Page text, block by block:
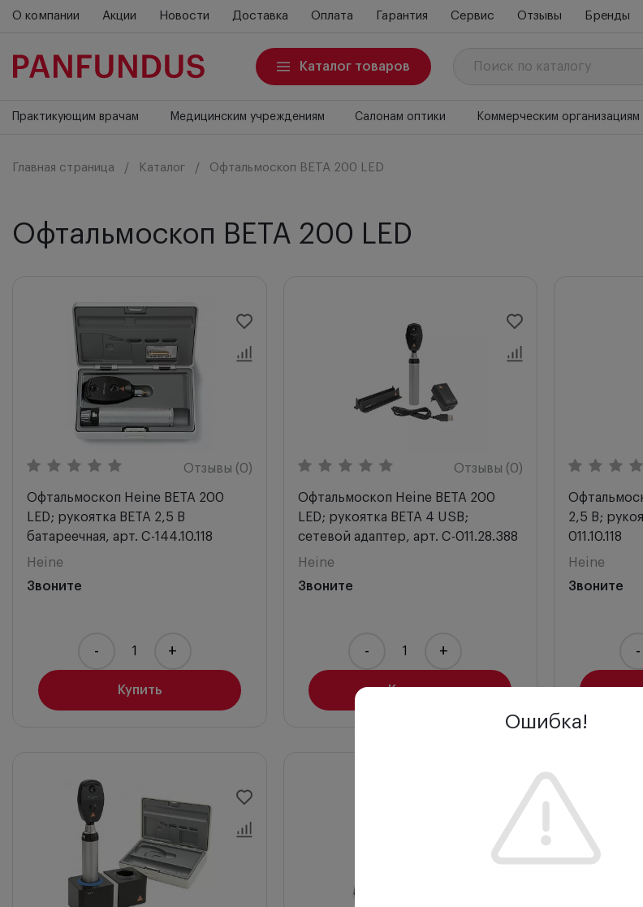
О компании Акции Новости Доставка Оплата Гарантия Сервис Отзывы Бренды
Каталог товаров
Практикующим врачам Медицинским учреждениям Салонам оптики Коммерческим организациям
Главная страница Каталог Офтальмоскоп BETA 200 LED
Офтальмоскоп BETA 200 LED
Отзывы (0)
Офтальмоскоп Heine BETA 200
LED; рукоятка BETA 2,5 В
батареечная, арт. C-144.10.118
Heine
Звоните
Купить
- +
Отзывы (0)
Офтальмоскоп Heine BETA 200
LED; рукоятка BETA 4 USB;
сетевой адаптер, арт. C-011.28.388
Heine
Звоните
Купить
- +
2,5 В;
011.10.118
Heine
Звоните
-
Ошибка!